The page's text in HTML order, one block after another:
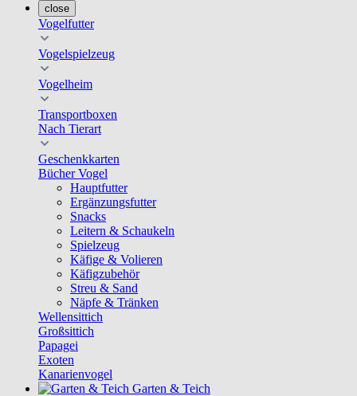
close
Vogelfutter
Vogelspielzeug
Vogelheim
Transportboxen
Nach Tierart
Geschenkkarten
Bücher Vogel
Hauptfutter
Ergänzungsfutter
Snacks
Leitern & Schaukeln
Spielzeug
Käfige & Volieren
Käfigzubehör
Streu & Sand
Näpfe & Tränken
Wellensittich
Großsittich
Papagei
Exoten
Kanarienvogel
Garten & Teich